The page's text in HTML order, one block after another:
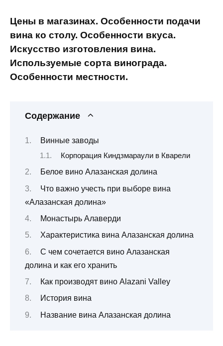
Цены в магазинах. Особенности подачи
вина ко столу. Особенности вкуса.
Искусство изготовления вина.
Используемые сорта винограда.
Особенности местности.
Содержание
Винные заводы
Корпорация Киндзмараули в Кварели
Белое вино Алазанская долина
Что важно учесть при выборе вина
«Алазанская долина»
Монастырь Алаверди
Характеристика вина Алазанская долина
С чем сочетается вино Алазанская
долина и как его хранить
Как производят вино Alazani Valley
История вина
Название вина Алазанская долина